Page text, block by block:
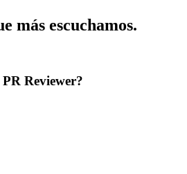
más escuchamos.
Reviewer?